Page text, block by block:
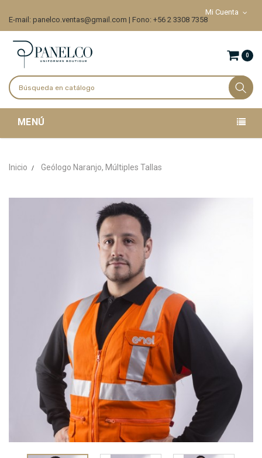
Mi Cuenta
E-mail: panelco.ventas@gmail.com | Fono: +56 2 3308 7358
0
MENÚ
Inicio Geólogo Naranjo, Múltiples Tallas